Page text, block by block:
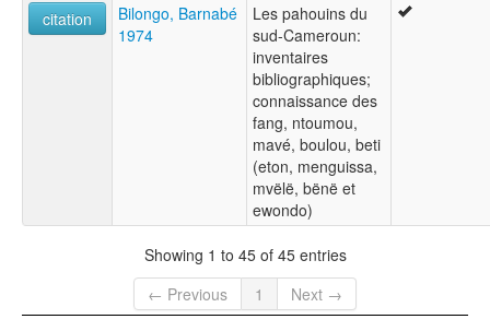
citation
Bilongo, Barnabé
1974
Les pahouins du
sud-Cameroun:
inventaires
bibliographiques;
connaissance des
fang, ntoumou,
mavé, boulou, beti
(eton, menguissa,
mvëlë, bënë et
ewondo)
Showing 1 to 45 of 45 entries
← Previous
1 Next →